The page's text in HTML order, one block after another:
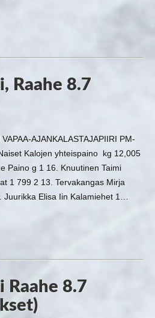
Raahe 8.7
AJANKALASTAJAPIIRI PM-
Kalojen yhteispaino kg 12,005
Paino g 1 16. Knuutinen Taimi
1 799 2 13. Tervakangas Mirja
Juurikka Elisa Iin Kalamiehet 1…
Raahe 8.7